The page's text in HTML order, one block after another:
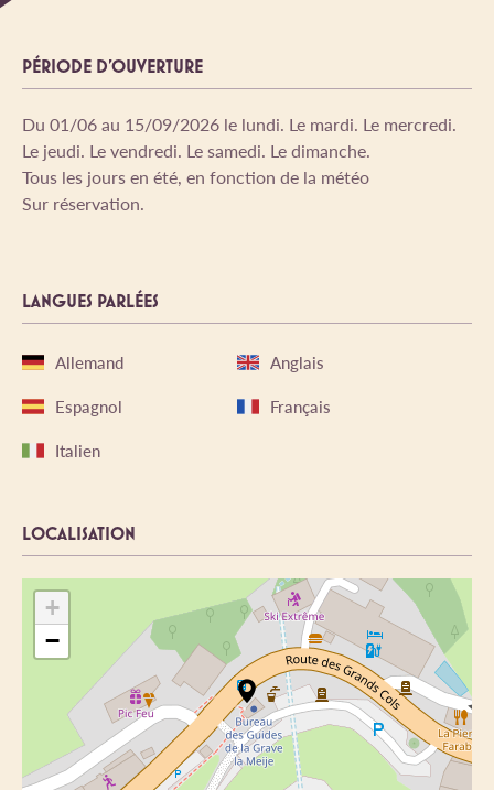
PÉRIODE D'OUVERTURE
Du 01/06 au 15/09/2026 le lundi. Le mardi. Le mercredi.
Le jeudi. Le vendredi. Le samedi. Le dimanche.
Tous les jours en été, en fonction de la météo
Sur réservation.
LANGUES PARLÉES
Allemand
Anglais
Espagnol
Français
Italien
LOCALISATION
+
−